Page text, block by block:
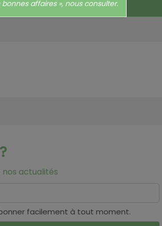
taxes
nos actualités
facilement à tout moment.
bonnes affaires », nous consulter.